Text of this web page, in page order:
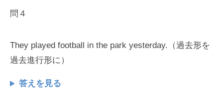
問４
They played football in the park yesterday.（過去形を
過去進行形に）
答えを見る